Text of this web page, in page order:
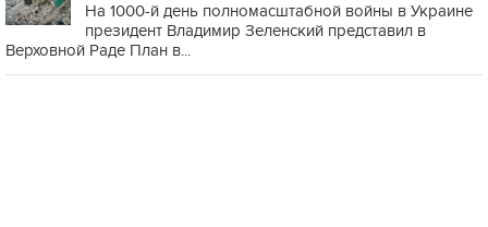
На 1000-й день полномасштабной войны в Украине
президент Владимир Зеленский представил в
Верховной Раде План в...